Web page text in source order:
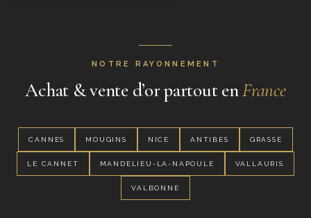
NOTRE RAYONNEMENT
Achat & vente d’or partout enFrance
CANNES MOUGINS NICE ANTIBES GRASSE
LE CANNET MANDELIEU-LA-NAPOULE VALLAURIS
VALBONNE